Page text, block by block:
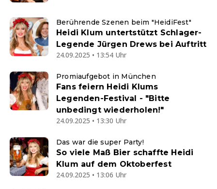
Berührende Szenen beim "HeidiFest"
Heidi Klum untertstützt Schlager-
Legende Jürgen Drews bei Auftritt
24.09.2025 • 13:54 Uhr
Promiaufgebot in München
Fans feiern Heidi Klums
Legenden-Festival - "Bitte
unbedingt wiederholen!"
24.09.2025 • 13:30 Uhr
Das war die super Party!
So viele Maß Bier schaffte Heidi
Klum auf dem Oktoberfest
24.09.2025 • 13:06 Uhr